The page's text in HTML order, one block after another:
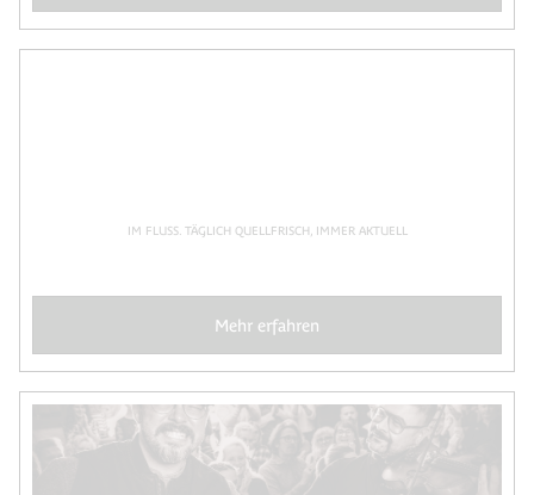
IM FLUSS. TÄGLICH QUELLFRISCH, IMMER AKTUELL
Mehr erfahren